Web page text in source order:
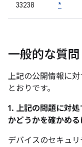
33238
*
一般的な質
上記の公開情報に
とおりです。
1. 上記の問題に対
かどうかを確かめ
デバイスのセキュリ